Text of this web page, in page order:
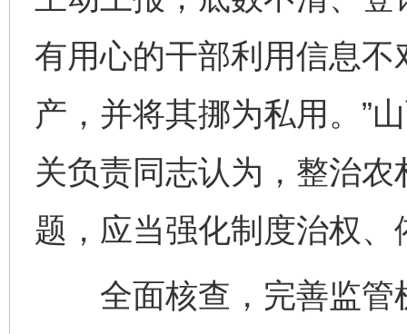
有用心的干部利用信息
产，并将其挪为私用。”
关负责同志认为，整治农
题，应当强化制度治权
全面核查，完善监管